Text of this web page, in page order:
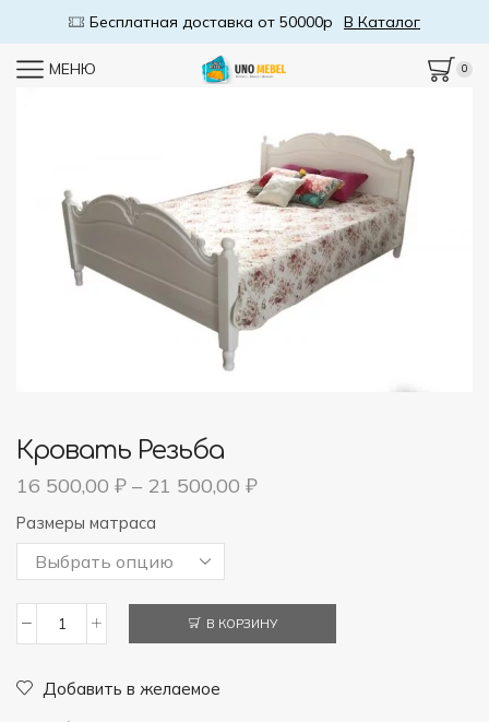
Бесплатная доставка от 50000р В Каталог
МЕНЮ 0
Кровать Резьба
16 500,00 ₽ – 21 500,00 ₽
Размеры матраса
Кровать
В КОРЗИНУ
Добавить в желаемое